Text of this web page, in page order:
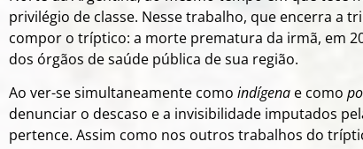
privilégio de classe. Nesse trabalho, que encerra a
compor o tríptico: a morte prematura da irmã, em
dos órgãos de saúde pública de sua região.
Ao ver-se simultaneamente como indígena e como
denunciar o descaso e a invisibilidade imputados
pertence. Assim como nos outros trabalhos do